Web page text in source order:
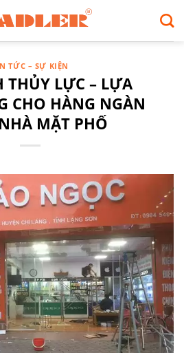
TỨC – SỰ KIỆN
THỦY LỰC – LỰA
CHO HÀNG NGÀN
MẶT PHỐ